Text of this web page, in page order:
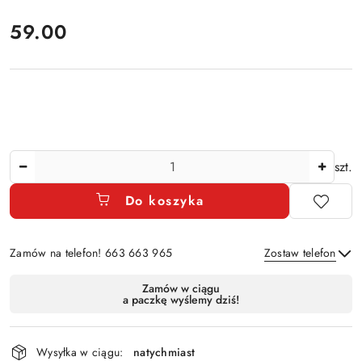
cena:
59.00
szt.
Do koszyka
Zamów na telefon! 663 663 965 Zostaw telefon
Wyślij
dostawa
Zamów w ciągu
a paczkę wyślemy dziś!
Wysyłka w ciągu: natychmiast